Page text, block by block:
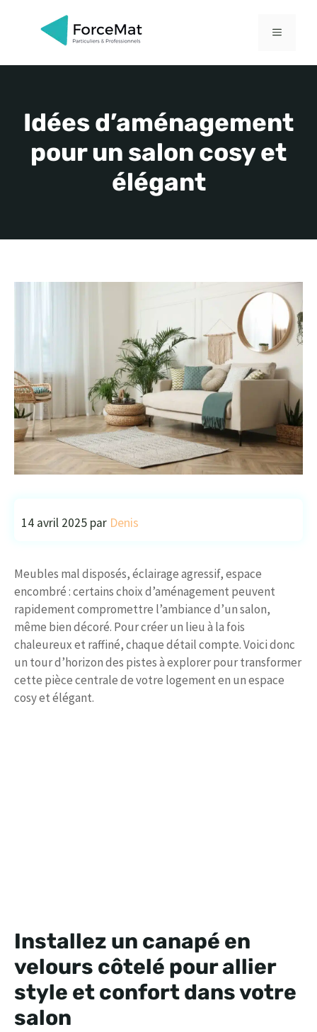
MENU
Idées d’aménagement
pour un salon cosy et
élégant
14 avril 2025 par Denis
Meubles mal disposés, éclairage agressif, espace
encombré : certains choix d’aménagement peuvent
rapidement compromettre l’ambiance d’un salon,
même bien décoré. Pour créer un lieu à la fois
chaleureux et raffiné, chaque détail compte. Voici donc
un tour d’horizon des pistes à explorer pour transformer
cette pièce centrale de votre logement en un espace
cosy et élégant.
Installez un canapé en
velours côtelé pour allier
style et confort dans votre
salon